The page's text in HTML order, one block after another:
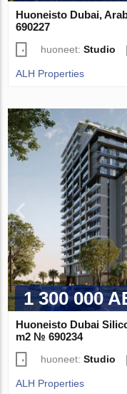
Huoneisto Dubai,
690227
huoneet:Studio
ALH Properties
1 300 000
Huoneisto Dubai
m2 № 690234
huoneet:Studio
ALH Properties